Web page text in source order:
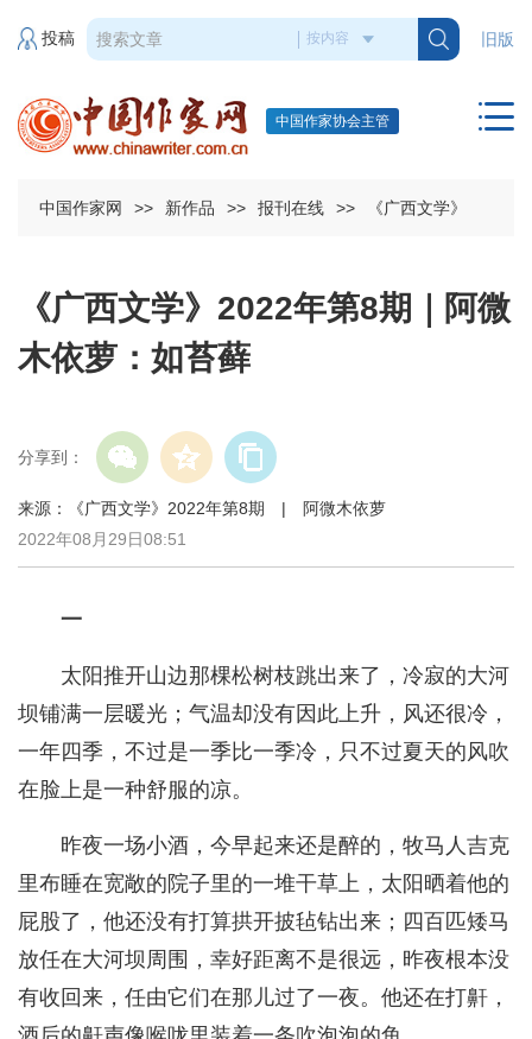
旧版
投稿
中国作家协会主管
中国作家网 >> 新作品 >> 报刊在线 >> 《广西文学》
《广西文学》2022年第8期｜阿微
木依萝：如苔藓
分享到：
来源：《广西文学》2022年第8期 | 阿微木依萝
2022年08月29日08:51
一
太阳推开山边那棵松树枝跳出来了，冷寂的大河
坝铺满一层暖光；气温却没有因此上升，风还很冷，
一年四季，不过是一季比一季冷，只不过夏天的风吹
在脸上是一种舒服的凉。
昨夜一场小酒，今早起来还是醉的，牧马人吉克
里布睡在宽敞的院子里的一堆干草上，太阳晒着他的
屁股了，他还没有打算拱开披毡钻出来；四百匹矮马
放任在大河坝周围，幸好距离不是很远，昨夜根本没
有收回来，任由它们在那儿过了一夜。他还在打鼾，